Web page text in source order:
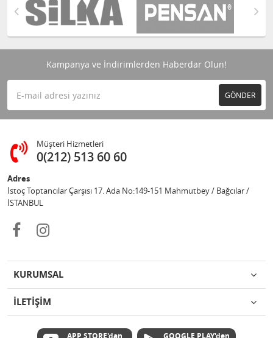
Kampanya ve İndirimlerden Haberdar Olun!
GÖNDER
Müşteri Hizmetleri
0(212) 513 60 60
Adres
İstoç Toptancılar Çarşısı 17. Ada No:149-151 Mahmutbey / Bağcılar /
İSTANBUL
KURUMSAL
İLETİŞİM
APP STORE'dan GOOGLE PLAY'den